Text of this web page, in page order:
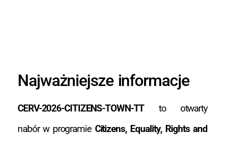
Najważniejsze informacje
CERV-2026-CITIZENS-TOWN-TTto otwarty
nabór w programie Citizens, Equality, Rights and